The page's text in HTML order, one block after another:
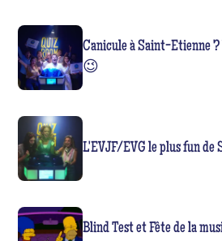
Canicule à Saint-Etienne ?
😉
L'EVJF/EVG le plus fun de
Blind Test et Fête de la